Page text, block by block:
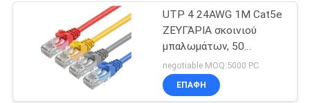
UTP 4 24AWG 1M Cat5e
ΖΕΥΓΆΡΙΑ σκοινιού
μπαλωμάτων, 50
καλώδιο FT Cat5e
Ethernet
negotiable MOQ:5000 PC
ΕΠΑΦΉ